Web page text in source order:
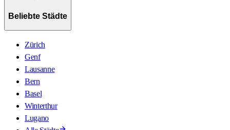
Beliebte Städte
Zürich
Genf
Lausanne
Bern
Basel
Winterthur
Lugano